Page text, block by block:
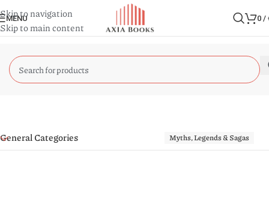
Skip to navigation
Skip to main content
MENU 0 /
General Categories Myths, Legends & Sagas